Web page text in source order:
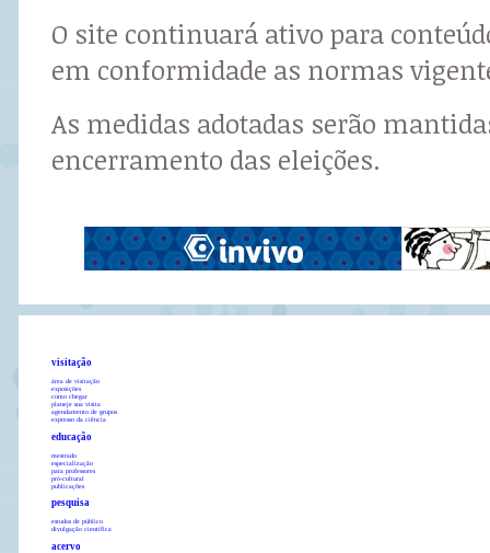
O site continuará ativo para
em conformidade as normas
As medidas adotadas serão
encerramento das eleições.
visitação
área de visitação
exposições
como chegar
planeje sua visita
agendamento de grupos
expresso da ciência
educação
mestrado
especialização
para professores
pró-cultural
publicações
pesquisa
estudos de público
divulgação científica
acervo